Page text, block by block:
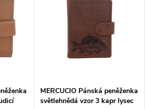
MERCUCIO Pánská peněženka
světlehnědá vzor 3 kapr lysec